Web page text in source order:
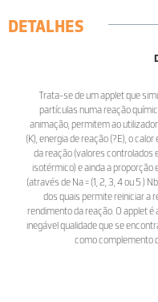
DETALHES
Trata-se de um applet que
partículas numa reação
animação, permitem ao
(K), energia de reação (?E), o
da reação (valores controlados
isotérmico) e ainda a proporção
(através de Na = (1, 2, 3, 4 ou 5 )
dos quais permite reiniciar a
rendimento da reação. O applet
inegável qualidade que se
como complemento